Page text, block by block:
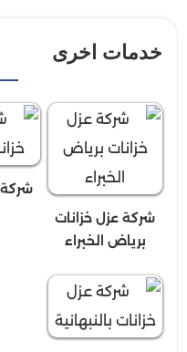
خدمات اخرى
شركة عزل خزانات
برياض الخبراء
شركة